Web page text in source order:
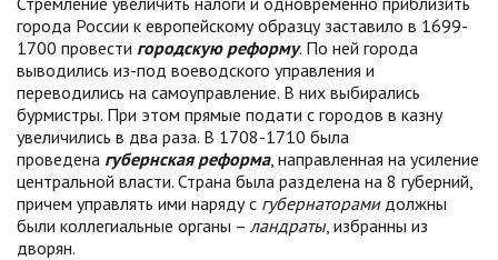
города России к европейскому образцу заставило в 1699-
1700 провести городскую реформу. По ней города
выводились из-под воеводского управления и
переводились на самоуправление. В них выбирались
бурмистры. При этом прямые подати с городов в казну
увеличились в два раза. В 1708-1710 была
проведена губернская реформа, направленная на усиление
центральной власти. Страна была разделена на 8 губерний,
причем управлять ими наряду с губернаторамидолжны
были коллегиальные органы – ландраты, избранны из
дворян.